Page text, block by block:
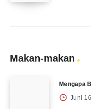
Makan-makan
Mengapa
Juni